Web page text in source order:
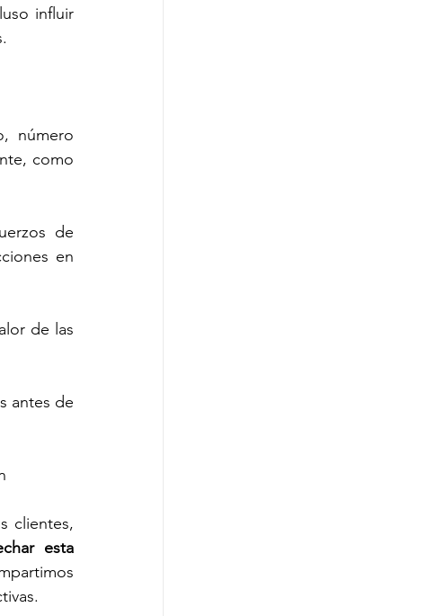
influir
número
como
de
en
de las
antes de
clientes,
esta